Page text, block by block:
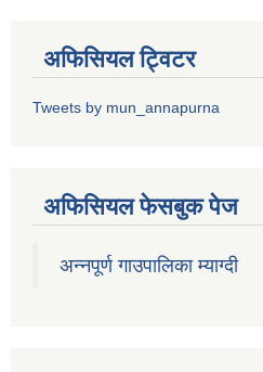
अफिसियल ट्विटर
Tweets by mun_annapurna
अफिसियल फेसबुक पेज
अन्नपूर्ण गाउपालिका म्याग्दी